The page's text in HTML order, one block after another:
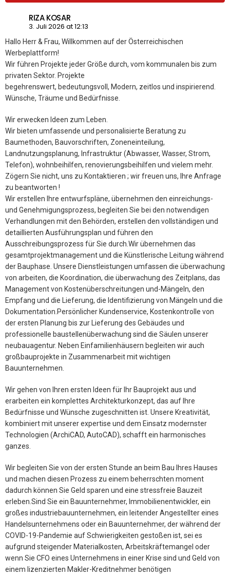
RIZA KOSAR
3. Juli 2026 at 12:13
Hallo Herr & Frau, Willkommen auf der Österreichischen
Werbeplattform!
Wir führen Projekte jeder Größe durch, vom kommunalen bis zum
privaten Sektor. Projekte
begehrenswert, bedeutungsvoll, Modern, zeitlos und inspirierend.
Wünsche, Träume und Bedürfnisse.
Wir erwecken Ideen zum Leben.
Wir bieten umfassende und personalisierte Beratung zu
Baumethoden, Bauvorschriften, Zoneneinteilung,
Landnutzungsplanung, Infrastruktur (Abwasser, Wasser, Strom,
Telefon), wohnbeihilfen, renovierungsbeihilfen und vielem mehr.
Zögern Sie nicht, uns zu Kontaktieren ; wir freuen uns, Ihre Anfrage
zu beantworten !
Wir erstellen Ihre entwurfspläne, übernehmen den einreichungs-
und Genehmigungsprozess, begleiten Sie bei den notwendigen
Verhandlungen mit den Behörden, erstellen den vollständigen und
detaillierten Ausführungsplan und führen den
Ausschreibungsprozess für Sie durch.Wir übernehmen das
gesamtprojektmanagement und die Künstlerische Leitung während
der Bauphase. Unsere Dienstleistungen umfassen die überwachung
von arbeiten, die Koordination, die überwachung des Zeitplans, das
Management von Kostenüberschreitungen und-Mängeln, den
Empfang und die Lieferung, die Identifizierung von Mängeln und die
Dokumentation.Persönlicher Kundenservice, Kostenkontrolle von
der ersten Planung bis zur Lieferung des Gebäudes und
professionelle baustellenüberwachung sind die Säulen unserer
neubauagentur. Neben Einfamilienhäusern begleiten wir auch
großbauprojekte in Zusammenarbeit mit wichtigen
Bauunternehmen.
Wir gehen von Ihren ersten Ideen für Ihr Bauprojekt aus und
erarbeiten ein komplettes Architekturkonzept, das auf Ihre
Bedürfnisse und Wünsche zugeschnitten ist. Unsere Kreativität,
kombiniert mit unserer expertise und dem Einsatz modernster
Technologien (ArchiCAD, AutoCAD), schafft ein harmonisches
ganzes.
Wir begleiten Sie von der ersten Stunde an beim Bau Ihres Hauses
und machen diesen Prozess zu einem beherrschten moment
dadurch können Sie Geld sparen und eine stressfreie Bauzeit
erleben.Sind Sie ein Bauunternehmer, Immobilienentwickler, ein
großes industriebauunternehmen, ein leitender Angestellter eines
Handelsunternehmens oder ein Bauunternehmer, der während der
COVID-19-Pandemie auf Schwierigkeiten gestoßen ist, sei es
aufgrund steigender Materialkosten, Arbeitskräftemangel oder
wenn Sie CFO eines Unternehmens in einer Krise sind und Geld von
einem lizenzierten Makler-Kreditnehmer benötigen